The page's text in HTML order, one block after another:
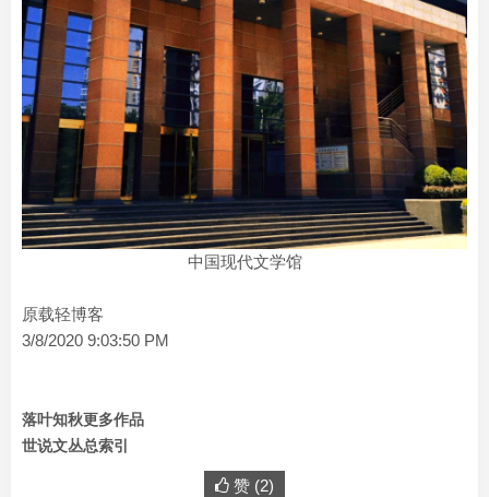
中国现代文学馆
原载轻博客
3/8/2020 9:03:50 PM
落叶知秋更多作品
世说文丛总索引
赞 (2)